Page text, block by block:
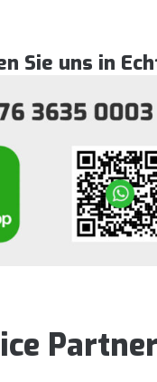
Sie uns in